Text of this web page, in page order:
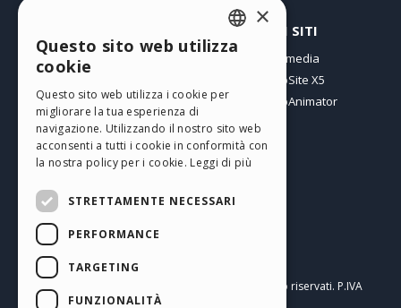
I miei post
I miei Download
Spazio Web
I miei Crediti
ALTRI SITI
Incomedia
WebSite X5
WebAnimator
Italiano
Copyright © 2026
Tutti i diritti sono riservati. P.IVA
IT07514640015
ENGLISH
SPANISH
PORTUGUESE
POLISH
×
Questo sito web utilizza
cookie
Questo sito web utilizza i cookie per
migliorare la tua esperienza di
navigazione. Utilizzando il nostro sito web
acconsenti a tutti i cookie in conformità con
la nostra policy per i cookie. Leggi di più
STRETTAMENTE NECESSARI
PERFORMANCE
TARGETING
FUNZIONALITÀ